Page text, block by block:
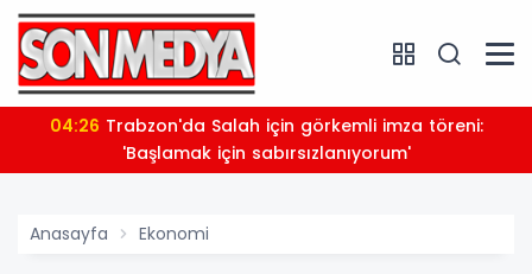
04:26
'Başlamak için sabırsızlanıyorum'
Anasayfa Ekonomi